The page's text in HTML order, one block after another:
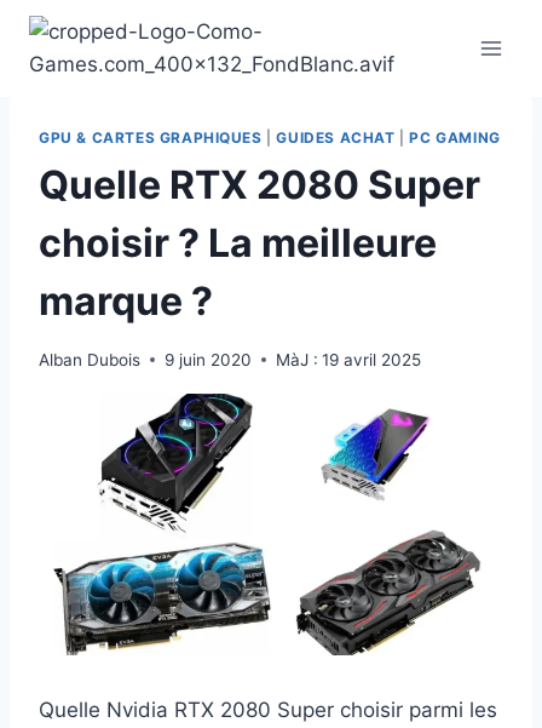
Aller
contenu
GPU & CARTES GRAPHIQUES |GUIDES ACHAT |PC GAMING
Quelle RTX 2080 Super
choisir ? La meilleure
marque ?
Alban Dubois 9 juin 2020 MàJ : 19 avril 2025
Quelle Nvidia RTX 2080 Super choisir parmi les